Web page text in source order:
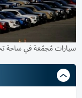
سيارات مُجمّعة في ساحة